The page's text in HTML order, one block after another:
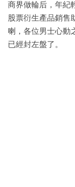
商界做輪后，年紀
股票衍生產品銷售
喇，各位男士心動
已經封左盤了。